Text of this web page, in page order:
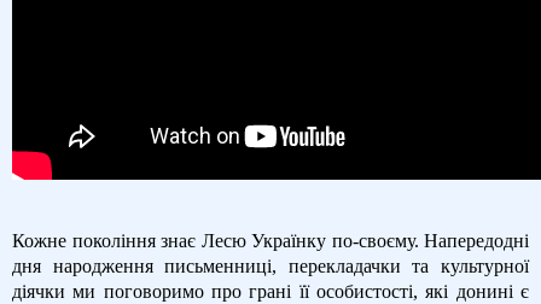
Кожне покоління знає Лесю Українку по-своєму. Напередодні
дня народження письменниці, перекладачки та культурної
діячки ми поговоримо про грані її особистості, які донині є